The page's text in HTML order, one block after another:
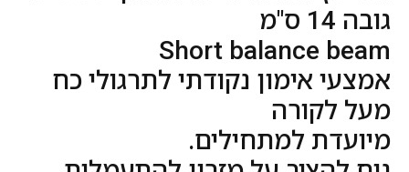
גובה 14 ס"מ
Short balance beam
אמצעי אימון נקודתי לתרגולי כח
מעל לקורה
מיועדת למתחילים.